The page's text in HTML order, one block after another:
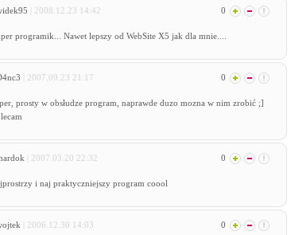
| 2008.12.23 14:42 0
programik... Nawet lepszy od WebSite X5 jak dla mnie....
| 2007.09.23 21:17 0
prosty w obsłudze program, naprawde duzo mozna w nim zrobić ;]
| 2007.03.20 22:32 0
i naj praktyczniejszy program coool
| 2006.12.30 14:03 0